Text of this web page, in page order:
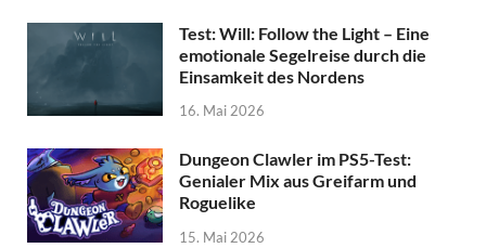
Test: Will: Follow the Light – Eine
emotionale Segelreise durch die
Einsamkeit des Nordens
16. Mai 2026
Dungeon Clawler im PS5-Test:
Genialer Mix aus Greifarm und
Roguelike
15. Mai 2026